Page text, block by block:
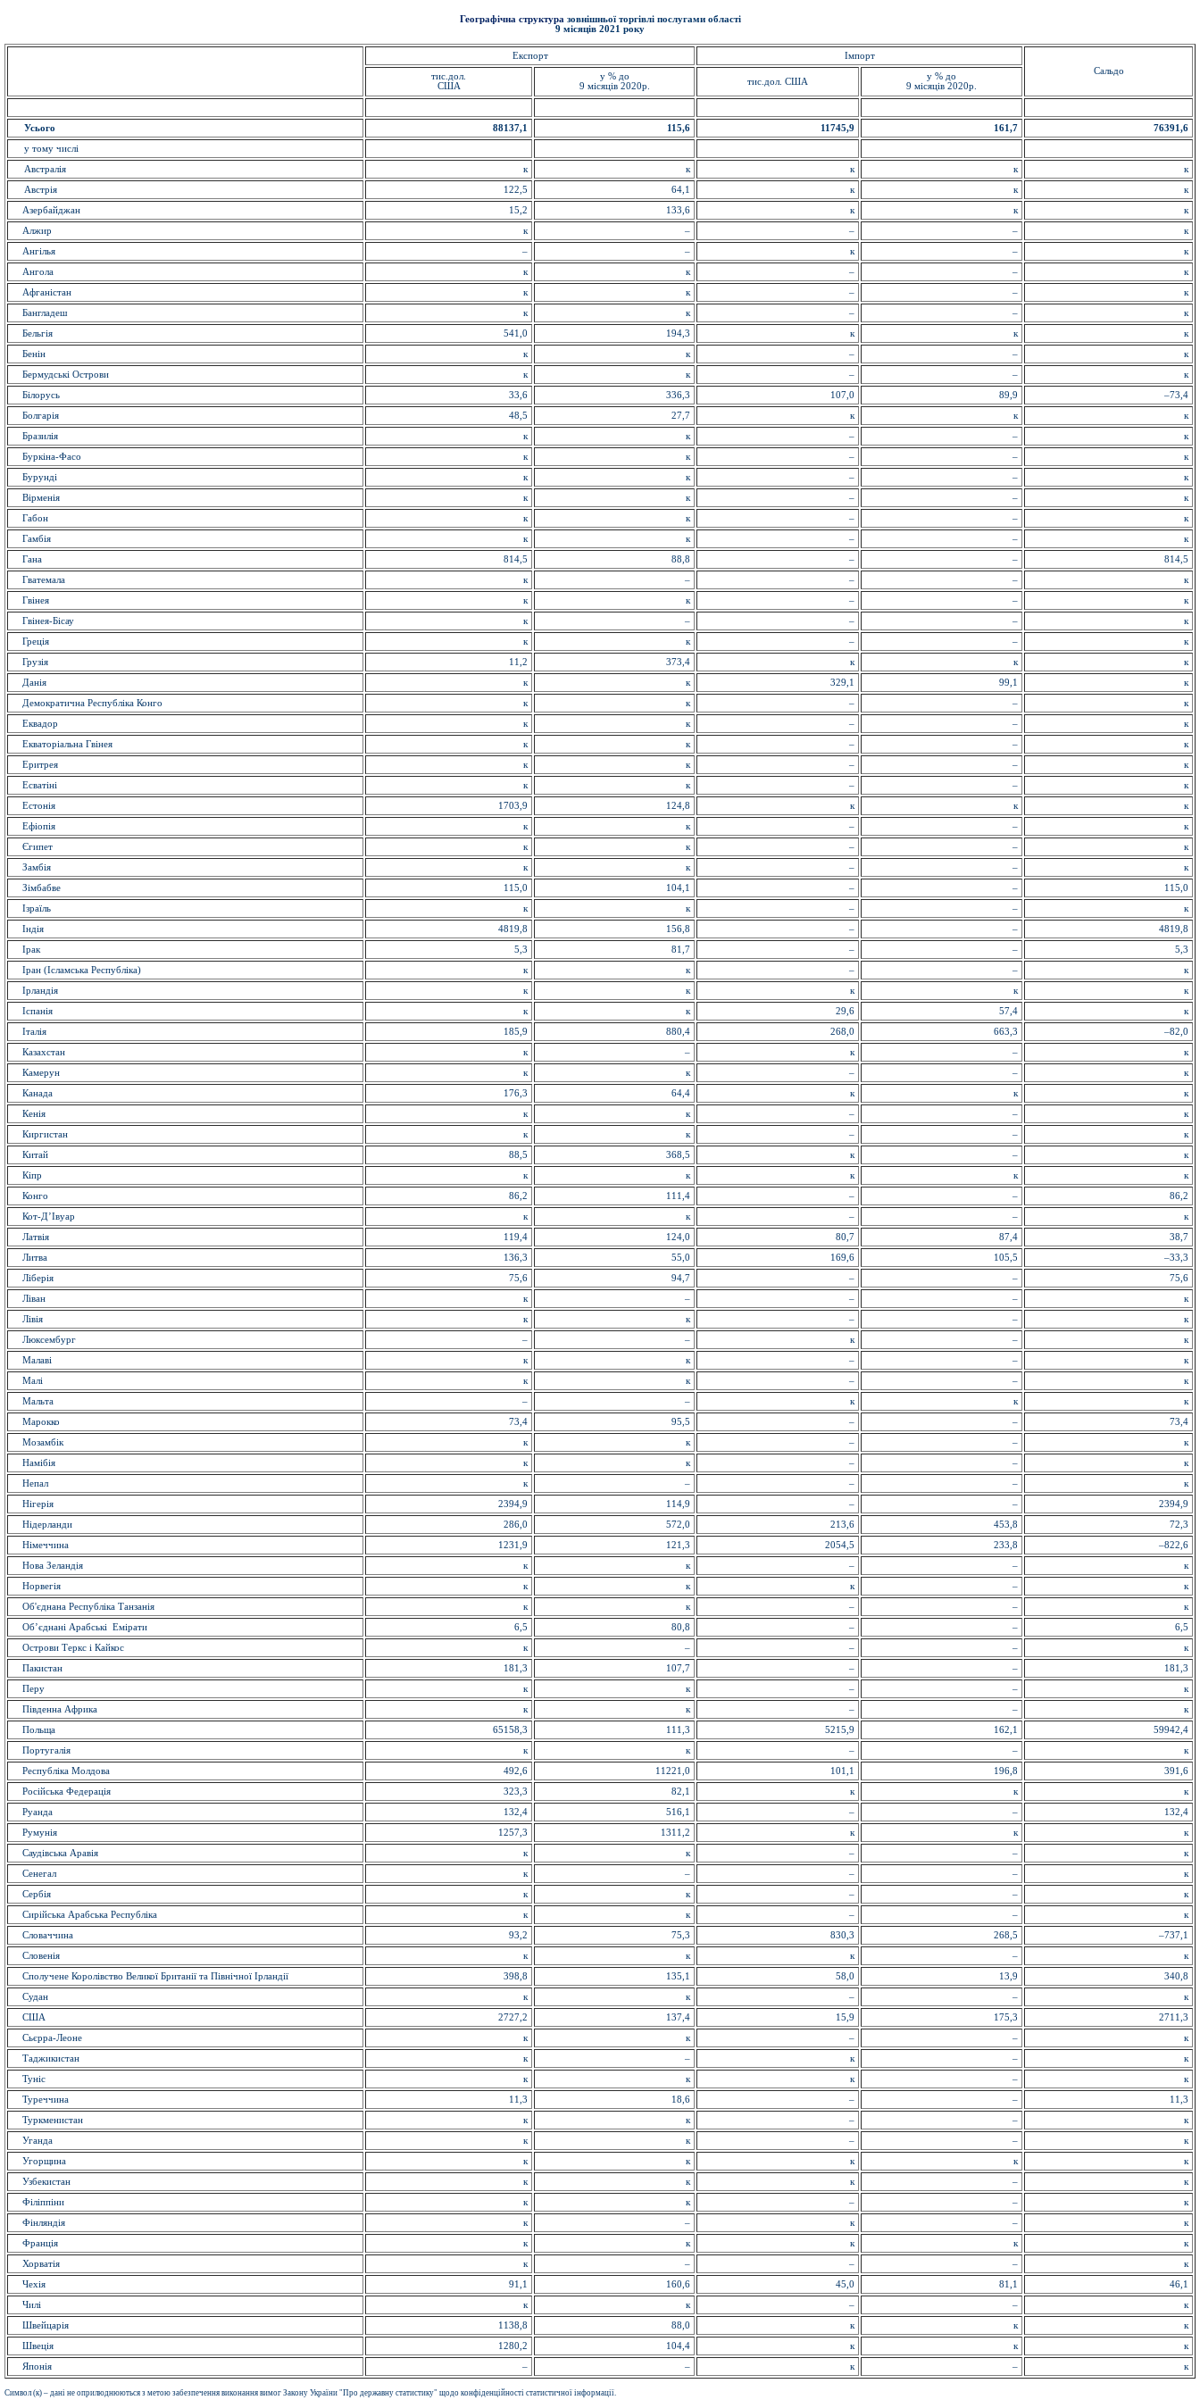
Географічна структура зовнішньої торгівлі послугами області
9 місяців 2021 року
Експорт
Імпорт
Сальдо
тис.дол.
США
у % до
9 місяців 2020р.
тис.дол. США
у % до
9 місяців 2020р.
Усього 88137,1 115,6 11745,9 161,7 76391,6
у тому числі
Австралія к к к к к
Австрія 122,5 64,1 к к к
Азербайджан 15,2 133,6 к к к
Алжир к – – – к
Ангілья – – к – к
Ангола к к – – к
Афганістан к к – – к
Бангладеш к к – – к
Бельгія 541,0 194,3 к к к
Бенін к к – – к
Бермудські Острови к к – – к
Білорусь 33,6 336,3 107,0 89,9 –73,4
Болгарія 48,5 27,7 к к к
Бразилія к к – – к
Буркіна-Фасо к к – – к
Бурунді к к – – к
Вірменія к к – – к
Габон к к – – к
Гамбія к к – – к
Гана 814,5 88,8 – – 814,5
Гватемала к – – – к
Гвінея к к – – к
Гвінея-Бісау к – – – к
Греція к к – – к
Грузія 11,2 373,4 к к к
Данія к к 329,1 99,1 к
Демократична Республіка Конго к к – – к
Еквадор к к – – к
Екваторіальна Гвінея к к – – к
Еритрея к к – – к
Есватіні к к – – к
Естонія 1703,9 124,8 к к к
Ефіопія к к – – к
Єгипет к к – – к
Замбія к к – – к
Зімбабве 115,0 104,1 – – 115,0
Ізраїль к к – – к
Індія 4819,8 156,8 – – 4819,8
Ірак 5,3 81,7 – – 5,3
Іран (Ісламська Республіка) к к – – к
Ірландія к к к к к
Іспанія к к 29,6 57,4 к
Італія 185,9 880,4 268,0 663,3 –82,0
Казахстан к – к – к
Камерун к к – – к
Канада 176,3 64,4 к к к
Кенія к к – – к
Киргистан к к – – к
Китай 88,5 368,5 к – к
Кіпр к к к к к
Конго 86,2 111,4 – – 86,2
Кот-Д’Івуар к к – – к
Латвія 119,4 124,0 80,7 87,4 38,7
Литва 136,3 55,0 169,6 105,5 –33,3
Ліберія 75,6 94,7 – – 75,6
Ліван к – – – к
Лівія к к – – к
Люксембург – – к – к
Малаві к к – – к
Малі к к – – к
Мальта – – к к к
Марокко 73,4 95,5 – – 73,4
Мозамбік к к – – к
Намібія к к – – к
Непал к – – – к
Нігерія 2394,9 114,9 – – 2394,9
Нідерланди 286,0 572,0 213,6 453,8 72,3
Німеччина 1231,9 121,3 2054,5 233,8 –822,6
Нова Зеландія к к – – к
Норвегія к к к – к
Об'єднана Республіка Танзанія к к – – к
Об’єднані Арабські Емірати 6,5 80,8 – – 6,5
Острови Теркс і Кайкос к – – – к
Пакистан 181,3 107,7 – – 181,3
Перу к к – – к
Південна Африка к к – – к
Польща 65158,3 111,3 5215,9 162,1 59942,4
Португалiя к к – – к
Республіка Молдова 492,6 11221,0 101,1 196,8 391,6
Російська Федерація 323,3 82,1 к к к
Руанда 132,4 516,1 – – 132,4
Румунія 1257,3 1311,2 к к к
Саудівська Аравія к к – – к
Сенегал к – – – к
Сербія к к – – к
Сирійська Арабська Республіка к к – – к
Словаччина 93,2 75,3 830,3 268,5 –737,1
Словенія к к к – к
Сполучене Королівство Великої Британії та Північної Ірландії 398,8 135,1 58,0 13,9 340,8
Судан к к – – к
США 2727,2 137,4 15,9 175,3 2711,3
Сьєрра-Леоне к к – – к
Таджикистан к – к – к
Туніс к к к – к
Туреччина 11,3 18,6 – – 11,3
Туркменистан к к – – к
Уганда к к – – к
Угорщина к к к к к
Узбекистан к к к – к
Філіппіни к к – – к
Фінляндія к – к – к
Франція к к к к к
Хорватія к – – – к
Чехія 91,1 160,6 45,0 81,1 46,1
Чилі к к – – к
Швейцарія 1138,8 88,0 к к к
Швеція 1280,2 104,4 к к к
Японія – – к – к
Символ (к) – дані не оприлюднюються з метою забезпечення виконання вимог Закону України "Про державну статистику" щодо конфіденційності статистичної інформації.